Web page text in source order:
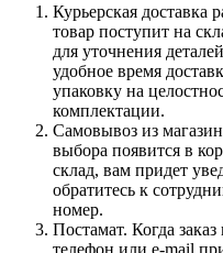
Курьерская доставка
товар поступит на
для уточнения
удобное время
упаковку на
комплектации.
Самовывоз из
выбора появится в
склад, вам придет
обратитесь к
номер.
Постамат. Когда
телефон или e-mail